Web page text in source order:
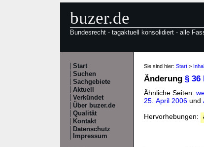
buzer.de
Bundesrecht - tagaktuell konsolidiert - alle
Start
Suchen
Sachgebiete
Aktuell
Verkündet
Über buzer.de
Qualität
Kontakt
Datenschutz
Impressum
Sie sind hier: Start >
Änderung § 36
Ähnliche Seiten:
25. April 2006 und
Hervorhebungen: